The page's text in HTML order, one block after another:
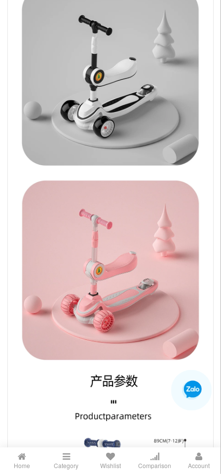
Home Category Wishlist Comparison Account